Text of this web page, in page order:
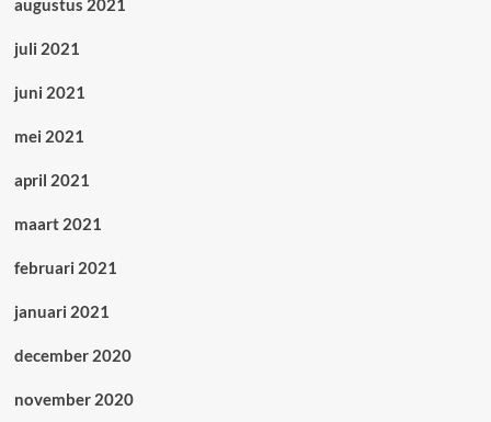
augustus 2021
juli 2021
juni 2021
mei 2021
april 2021
maart 2021
februari 2021
januari 2021
december 2020
november 2020